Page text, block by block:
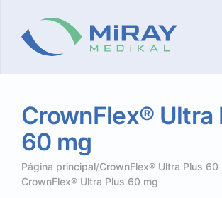
CrownFlex® Ultra
60 mg
Página principal/CrownFlex® Ultra Plus 60
CrownFlex® Ultra Plus 60 mg